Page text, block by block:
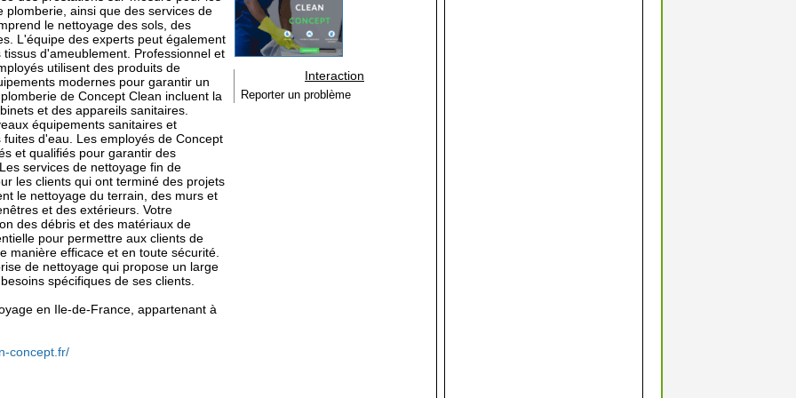
ainsi que des services de
le nettoyage des sols, des
L'équipe des experts peut également
d'ameublement. Professionnel et
utilisent des produits de
modernes pour garantir un
de Concept Clean incluent la
et des appareils sanitaires.
équipements sanitaires et
d'eau. Les employés de Concept
et qualifiés pour garantir des
services de nettoyage fin de
les clients qui ont terminé des projets
le nettoyage du terrain, des murs et
et des extérieurs. Votre
des débris et des matériaux de
pour permettre aux clients de
manière efficace et en toute sécurité.
de nettoyage qui propose un large
spécifiques de ses clients.
en Ile-de-France, appartenant à
concept.fr/
Interaction
Reporter un problème